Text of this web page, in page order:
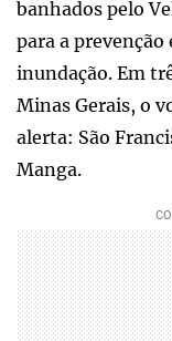
banhados pelo
para a prevenção
inundação. Em
Minas Gerais, o
alerta: São
Manga.